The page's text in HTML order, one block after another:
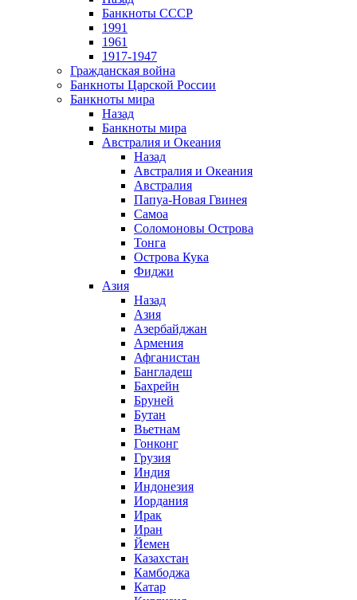
Банкноты СССР
1991
1961
1917-1947
Гражданская война
Банкноты Царской России
Банкноты мира
Назад
Банкноты мира
Австралия и Океания
Назад
Австралия и Океания
Австралия
Папуа-Новая Гвинея
Самоа
Соломоновы Острова
Тонга
Острова Кука
Фиджи
Азия
Назад
Азия
Азербайджан
Армения
Афганистан
Бангладеш
Бахрейн
Бруней
Бутан
Вьетнам
Гонконг
Грузия
Индия
Индонезия
Иордания
Ирак
Иран
Йемен
Казахстан
Камбоджа
Катар